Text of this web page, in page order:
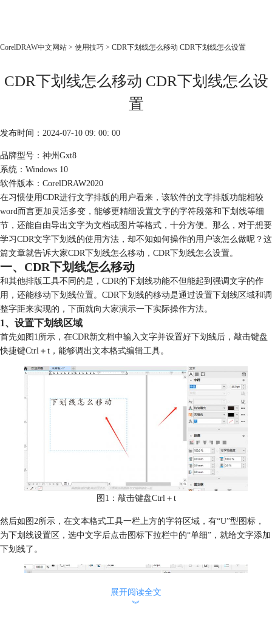
产品
下载
购买
CorelDRAW中文网站 > 使用技巧 > CDR下划线怎么移动 CDR下划线怎么设置
CDR下划线怎么移动 CDR下划线怎么设
置
发布时间：2024-07-10 09: 00: 00
品牌型号：神州Gxt8
系统：Windows 10
软件版本：CorelDRAW2020
在习惯使用CDR进行文字排版的用户看来，该软件的文字排版功能相较
word而言更加灵活多变，能够更精细设置文字的字符段落和下划线等细
节，还能自由导出文字为文档或图片等格式，十分方便。那么，对于想要
学习CDR文字下划线的使用方法，却不知如何操作的用户该怎么做呢？这
篇文章就告诉大家CDR下划线怎么移动，CDR下划线怎么设置。
一、CDR下划线怎么移动
和其他排版工具不同的是，CDR的下划线功能不但能起到强调文字的作
用，还能移动下划线位置。CDR下划线的移动是通过设置下划线区域和调
整字距来实现的，下面就向大家演示一下实际操作方法。
1、设置下划线区域
首先如图1所示，在CDR新文档中输入文字并设置好下划线后，敲击键盘
快捷键Ctrl＋t，能够调出文本格式编辑工具。
图1：敲击键盘Ctrl＋t
然后如图2所示，在文本格式工具一栏上方的字符区域，有“U”型图标，
为下划线设置区，选中文字后点击图标下拉栏中的“单细”，就给文字添加
下划线了。
展开阅读全文
︾